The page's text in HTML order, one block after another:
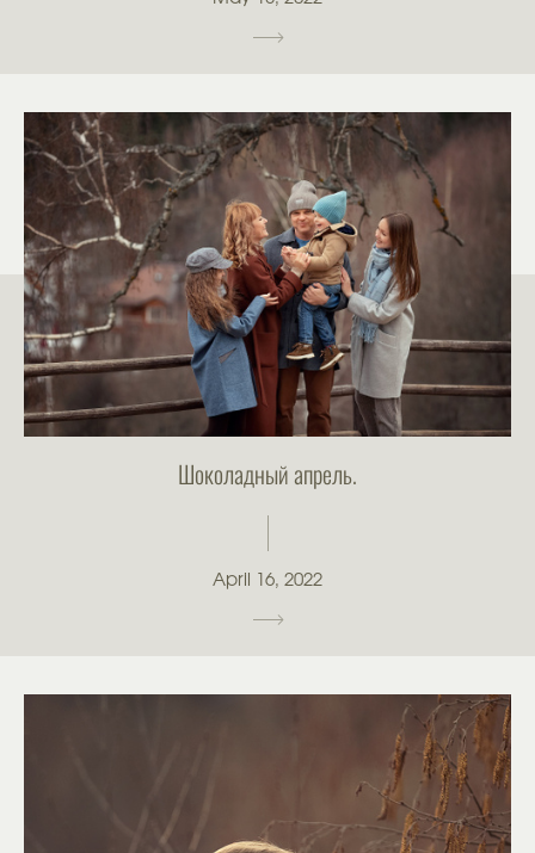
Шоколадный апрель.
April 16, 2022